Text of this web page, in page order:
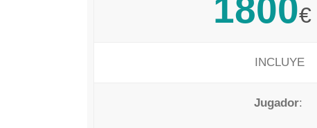
1800€
INCLUYE
Jugador: